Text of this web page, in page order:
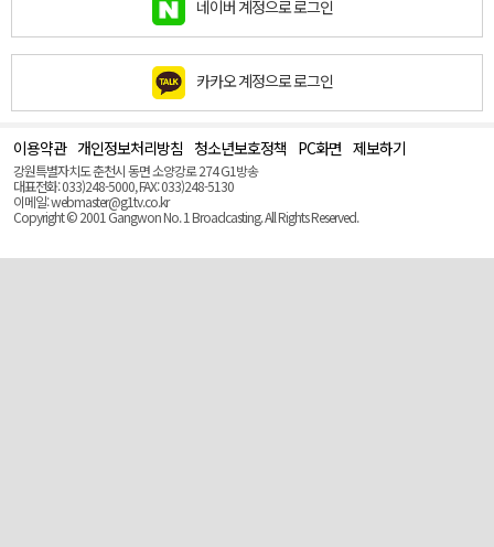
네이버 계정으로 로그인
카카오 계정으로 로그인
이용약관 개인정보처리방침 청소년보호정책 PC화면 제보하기
강원특별자치도 춘천시 동면 소양강로 274 G1방송
대표전화: 033)248-5000, FAX: 033)248-5130
이메일: webmaster@g1tv.co.kr
Copyright © 2001 Gangwon No. 1 Broadcasting. All Rights Reserved.